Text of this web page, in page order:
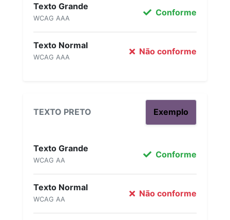
Texto Grande
WCAG AAA
Conforme
Texto Normal
WCAG AAA
Não conforme
TEXTO PRETO Exemplo
Texto Grande
WCAG AA
Conforme
Texto Normal
WCAG AA
Não conforme